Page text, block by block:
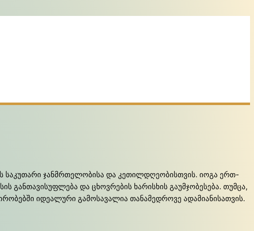
საკუთარი ჯანმრთელობისა და კეთილდღეობისთვის. იოგა ერთ-
განთავისუფლება და ცხოვრების ხარისხის გაუმჯობესება. თუმცა,
იდეალური გამოსავალია თანამედროვე ადამიანისათვის.